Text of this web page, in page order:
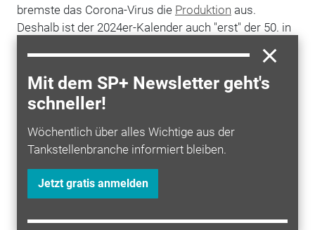
Mit dem SP+ Newsletter geht's
schneller!
Wöchentlich über alles Wichtige aus der
Tankstellenbranche informiert bleiben.
Jetzt gratis anmelden
bremste das Corona-Virus die Produktion aus.
Deshalb ist der 2024er-Kalender auch "erst" der 50. in
seinem Titel "Timeless" nicht nur für seine eigenen
Bilder voll ins Bunte getroffen. Sondern auch für "The
Cal" insgesamt – in der Vergangenheit und in der
Tankstelle
IG Esso: Ruhe vor dem Sturm?